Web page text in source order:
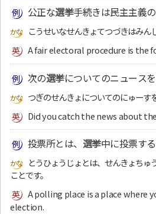
公正な選挙手続きは民主主義の
こうせいなせんきょてつづきはみん
A fair electoral procedure is the
次の選挙についてのニュース
つぎのせんきょについてのにゅーす
Did you catch the news about
投票所とは、 選挙中に投票す
とうひょうじょとは、せんきょちゅ
ことです。
A polling place is a place where
election.